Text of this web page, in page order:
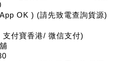
OK ) (請先致電查詢貨源)
付寶香港/ 微信支付)